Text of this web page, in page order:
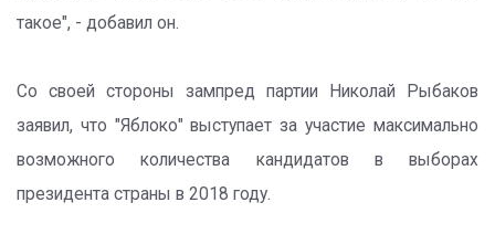
такое", - добавил он.
Со своей стороны зампред партии Николай Рыбаков
заявил, что "Яблоко" выступает за участие максимально
возможного количества кандидатов в выборах
президента страны в 2018 году.